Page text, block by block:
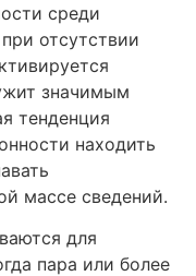
среди
отсутствии
значимым
тенденция
находить
массе сведений.
для
пара или более